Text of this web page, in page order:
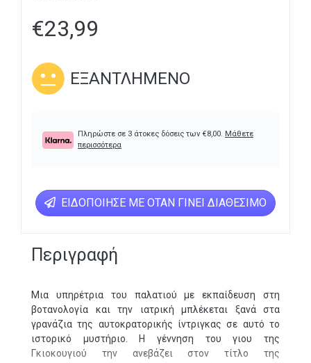
€23,99
ΕΞΑΝΤΛΗΜΈΝΟ
Πληρώστε σε 3 άτοκες δόσεις των €8,00. Μάθετε
περισσότερα
ΕΙΔΟΠΟΊΗΣΕ ΜΕ ΌΤΑΝ ΓΊΝΕΙ ΔΙΑΘΈΣΙΜΟ
Περιγραφή
Μια υπηρέτρια του παλατιού με εκπαίδευση στη
βοτανολογία και την ιατρική μπλέκεται ξανά στα
γρανάζια της αυτοκρατορικής ίντριγκας σε αυτό το
ιστορικό μυστήριο. Η γέννηση του γιου της
Γκιοκουγιού την ανεβάζει στον τίτλο της